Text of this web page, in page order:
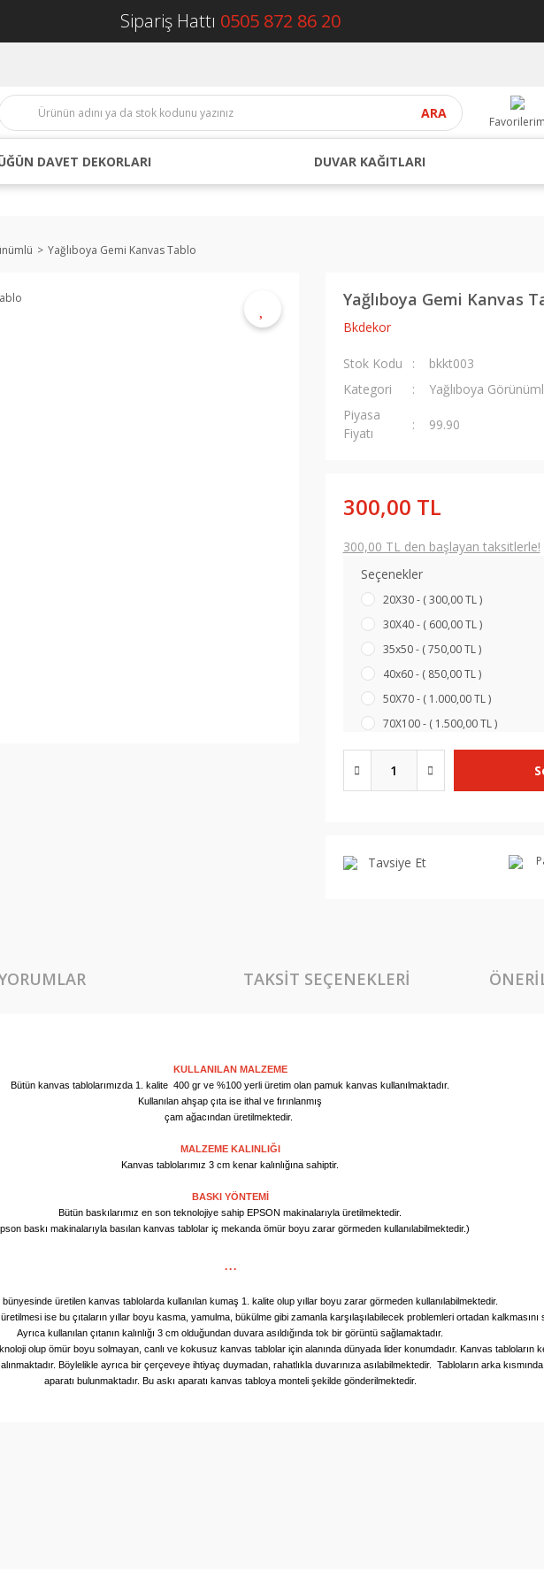
Sipariş Hattı 0505 872 86 20
ARA
Favorilerim
DAVET DEKORLARI DUVAR KAĞITLARI
Yağlıboya Gemi Kanvas Tablo
Yağlıboya Gemi Kanvas
Bkdekor
Stok Kodu
bkkt003
Kategori
Yağlıboya
Piyasa
Fiyatı
99.90
300,00 TL
300,00 TL den başlayan taksitlerle!
Seçenekler
20X30 - ( 300,00 TL )
30X40 - ( 600,00 TL )
35x50 - ( 750,00 TL )
40x60 - ( 850,00 TL )
50X70 - ( 1.000,00 TL )
70X100 - ( 1.500,00 TL )
Tavsiye Et
TAKSIT SEÇENEKLERI
KULLANILAN MALZEME
Bütün kanvas tablolarımızda 1. kalite 400 gr ve %100 yerli üretim olan pamuk kanvas kullanılmaktadır.
Kullanılan ahşap çıta ise ithal ve fırınlanmış
çam ağacından üretilmektedir.
MALZEME KALINLIĞI
Kanvas tablolarımız 3 cm kenar kalınlığına sahiptir.
BASKI YÖNTEMİ
Bütün baskılarımız en son teknolojiye sahip EPSON makinalarıyla üretilmektedir.
baskı makinalarıyla basılan kanvas tablolar iç mekanda ömür boyu zarar görmeden kullanılabilmektedir.)
...
bünyesinde üretilen kanvas tablolarda kullanılan kumaş 1. kalite olup yıllar boyu zarar görmeden kullanılabilmektedir.
üretilmesi ise bu çıtaların yıllar boyu kasma, yamulma, bükülme gibi zamanla karşılaşılabilecek problemleri ortadan kalkmasını
Ayrıca kullanılan çıtanın kalınlığı 3 cm olduğundan duvara asıldığında tok bir görüntü sağlamaktadır.
olup ömür boyu solmayan, canlı ve kokusuz kanvas tablolar için alanında dünyada lider konumdadır. Kanvas tabloların
Böylelikle ayrıca bir çerçeveye ihtiyaç duymadan, rahatlıkla duvarınıza asılabilmektedir. Tabloların arka
aparatı bulunmaktadır. Bu askı aparatı kanvas tabloya monteli şekilde gönderilmektedir.